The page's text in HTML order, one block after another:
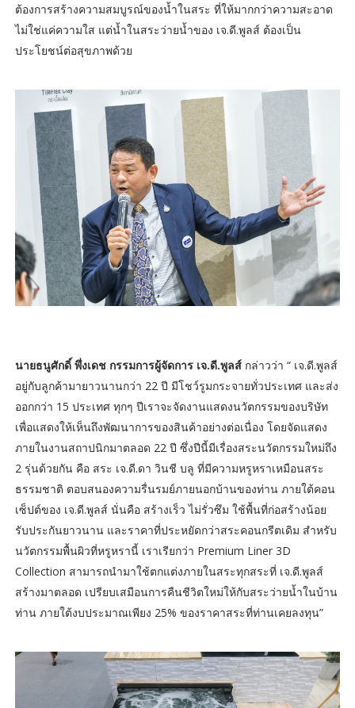
ต้องการสร้างความสมบูรณ์ของน้ำในสระ ที่ให้มากกว่าความสะอาด
ไม่ใช่แค่ความใส แต่น้ำในสระว่ายน้ำของ เจ.ดี.พูลส์ ต้องเป็น
ประโยชน์ต่อสุขภาพด้วย
นายธนูศักดิ์ พึ่งเดช กรรมการผู้จัดการ เจ.ดี.พูลส์ กล่าวว่า “ เจ.ดี.พูลส์
อยู่กับลูกค้ามายาวนานกว่า 22 ปี มีโชว์รูมกระจายทั่วประเทศ และส่ง
ออกกว่า 15 ประเทศ ทุกๆ ปีเราจะจัดงานแสดงนวัตกรรมของบริษัท
เพื่อแสดงให้เห็นถึงพัฒนาการของสินค้าอย่างต่อเนื่อง โดยจัดแสดง
ภายในงานสถาปนิกมาตลอด 22 ปี ซึ่งปีนี้มีเรื่องสระนวัตกรรมใหม่ถึง
2 รุ่นด้วยกัน คือ สระ เจ.ดี.ดา วินชี บลู ที่มีความหรูหราเหมือนสระ
ธรรมชาติ ตอบสนองความรื่นรมย์ภายนอกบ้านของท่าน ภายใต้คอน
เซ็ปต์ของ เจ.ดี.พูลส์ นั่นคือ สร้างเร็ว ไม่รั่วซึม ใช้พื้นที่ก่อสร้างน้อย
รับประกันยาวนาน และราคาที่ประหยัดกว่าสระคอนกรีตเดิม สำหรับ
นวัตกรรมพื้นผิวที่หรูหรานี้ เราเรียกว่า Premium Liner 3D
Collection สามารถนำมาใช้ตกแต่งภายในสระทุกสระที่ เจ.ดี.พูลส์
สร้างมาตลอด เปรียบเสมือนการคืนชีวิตใหม่ให้กับสระว่ายน้ำในบ้าน
ท่าน ภายใต้งบประมาณเพียง 25% ของราคาสระที่ท่านเคยลงทุน”